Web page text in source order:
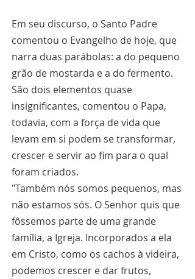
Em seu discurso, o Santo Padre
comentou o Evangelho de hoje, que
narra duas parábolas: a do pequeno
grão de mostarda e a do fermento.
São dois elementos quase
insignificantes, comentou o Papa,
todavia, com a força de vida que
levam em si podem se transformar,
crescer e servir ao fim para o qual
foram criados.
"Também nós somos pequenos, mas
não estamos sós. O Senhor quis que
fôssemos parte de uma grande
família, a Igreja. Incorporados a ela
em Cristo, como os cachos à videira,
podemos crescer e dar frutos,